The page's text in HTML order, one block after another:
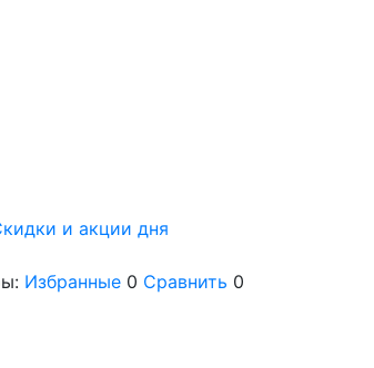
и акции дня
Избранные 0 Сравнить 0